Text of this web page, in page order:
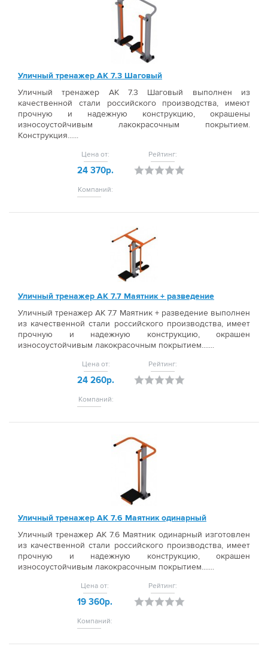
Уличный тренажер АК 7.3 Шаговый
Уличный тренажер АК 7.3 Шаговый выполнен из
качественной стали российского производства, имеют
прочную и надежную конструкцию, окрашены
износоустойчивым лакокрасочным покрытием.
Конструкция......
Цена от:
24 370р.
Компаний:
Рейтинг:
Уличный тренажер АК 7.7 Маятник + разведение
Уличный тренажер АК 7.7 Маятник + разведение выполнен
из качественной стали российского производства, имеет
прочную и надежную конструкцию, окрашен
износоустойчивым лакокрасочным покрытием.......
Цена от:
24 260р.
Компаний:
Рейтинг:
Уличный тренажер АК 7.6 Маятник одинарный
Уличный тренажер АК 7.6 Маятник одинарный изготовлен
из качественной стали российского производства, имеет
прочную и надежную конструкцию, окрашен
износоустойчивым лакокрасочным покрытием.......
Цена от:
19 360р.
Компаний:
Рейтинг: